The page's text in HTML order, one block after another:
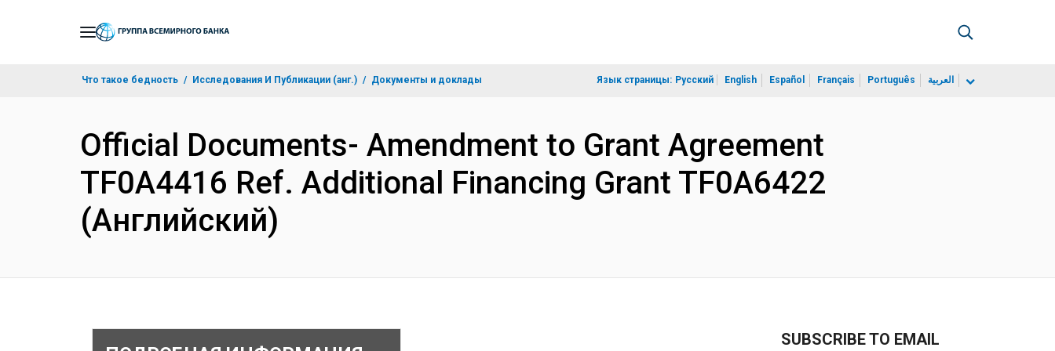
Что такое бедность Исследования И Публикации (анг.) Документы и доклады Язык страницы: Русский English Español Français Português العربية
Official Documents- Amendment to Grant Agreement
TF0A4416 Ref. Additional Financing Grant TF0A6422
(Английский)
SUBSCRIBE TO EMAIL